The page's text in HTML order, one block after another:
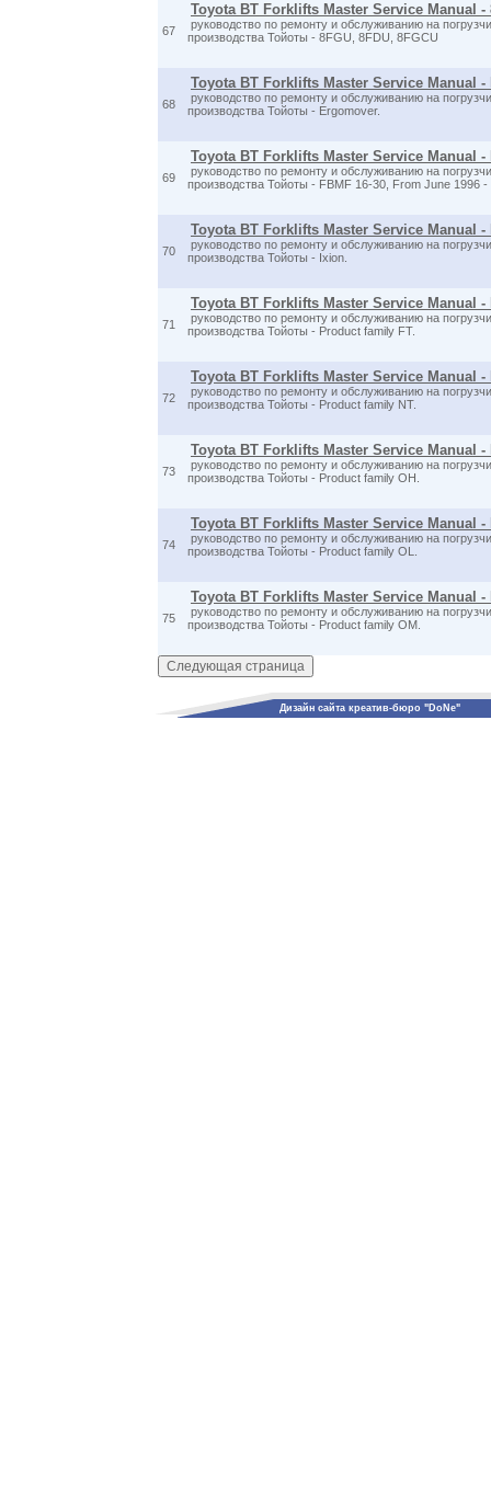
67
Toyota BT Forklifts Master Service Manual -
руководство по ремонту и обслуживанию на
производства Тойоты - 8FGU, 8FDU, 8FGCU
68
Toyota BT Forklifts Master Service Manual
руководство по ремонту и обслуживанию на
производства Тойоты - Ergomover.
69
Toyota BT Forklifts Master Service Manual -
руководство по ремонту и обслуживанию на
производства Тойоты - FBMF 16-30, From June 1996 -
70
Toyota BT Forklifts Master Service Manual -
руководство по ремонту и обслуживанию на
производства Тойоты - Ixion.
71
Toyota BT Forklifts Master Service Manual
руководство по ремонту и обслуживанию на
производства Тойоты - Product family FT.
72
Toyota BT Forklifts Master Service Manual
руководство по ремонту и обслуживанию на
производства Тойоты - Product family NT.
73
Toyota BT Forklifts Master Service Manual
руководство по ремонту и обслуживанию на
производства Тойоты - Product family OH.
74
Toyota BT Forklifts Master Service Manual
руководство по ремонту и обслуживанию на
производства Тойоты - Product family OL.
75
Toyota BT Forklifts Master Service Manual
руководство по ремонту и обслуживанию на
производства Тойоты - Product family OM.
Дизайн сайта креатив-бюро "DoNe"